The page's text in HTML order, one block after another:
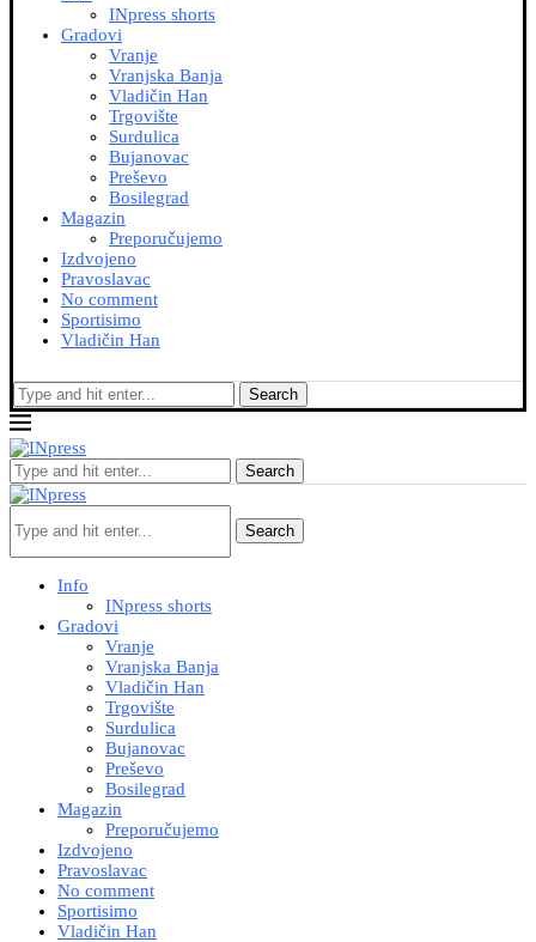
INpress shorts
Gradovi
Vranje
Vranjska Banja
Vladičin Han
Trgovište
Surdulica
Bujanovac
Preševo
Bosilegrad
Magazin
Preporučujemo
Izdvojeno
Pravoslavac
No comment
Sportisimo
Vladičin Han
Search
Search
Search
Info
INpress shorts
Gradovi
Vranje
Vranjska Banja
Vladičin Han
Trgovište
Surdulica
Bujanovac
Preševo
Bosilegrad
Magazin
Preporučujemo
Izdvojeno
Pravoslavac
No comment
Sportisimo
Vladičin Han